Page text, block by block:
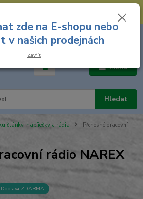
431 045 --- Prodejna nářadí: 731 449 423 --
Menu
Hledat
za
články, nabíječky a rádia
Přenosné pracovní
rádio NAREX
Doprava ZDARMA
zde na E-shopu nebo
v našich prodejnách
Zavřít